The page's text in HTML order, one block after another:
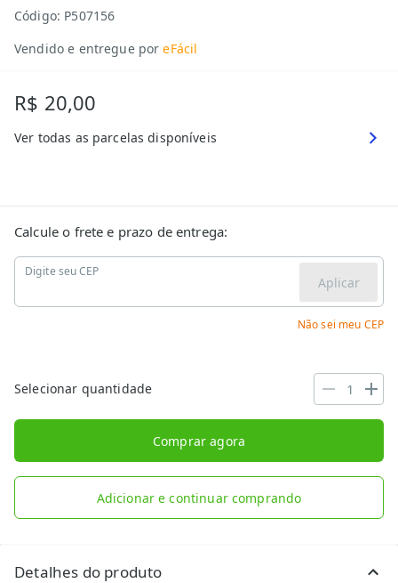
Código: P507156
Vendido e entregue por eFácil
R$ 20,00
Ver todas as parcelas disponíveis
Calcule o frete e prazo de entrega:
Digite seu CEP
Aplicar
Não sei meu CEP
Selecionar quantidade
Comprar agora
Adicionar e continuar comprando
Detalhes do produto